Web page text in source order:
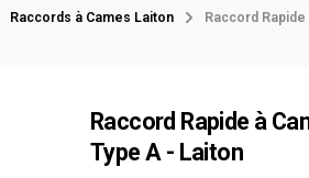
Raccords à Cames Laiton Raccord
Raccord Rapide à
Type A - Laiton